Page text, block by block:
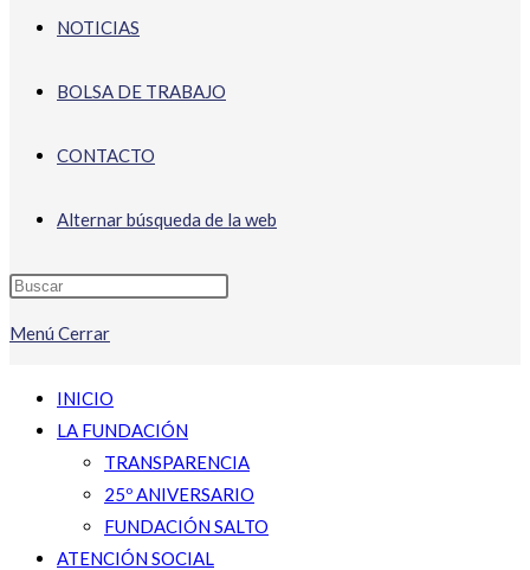
NOTICIAS
BOLSA DE TRABAJO
CONTACTO
Alternar búsqueda de la web
Menú Cerrar
INICIO
LA FUNDACIÓN
TRANSPARENCIA
25º ANIVERSARIO
FUNDACIÓN SALTO
ATENCIÓN SOCIAL